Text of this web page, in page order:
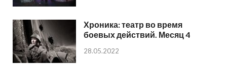
Хроника: театр во время
боевых действий. Месяц 4
28.05.2022